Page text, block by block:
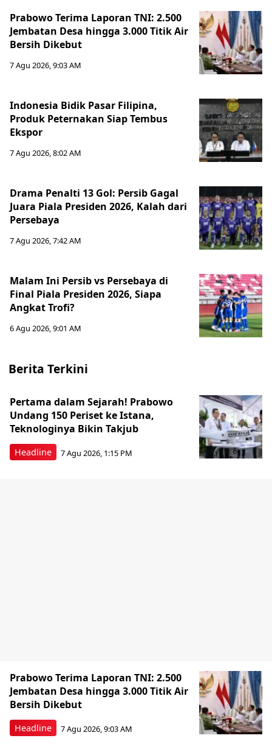
Prabowo Terima Laporan TNI: 2.500
Jembatan Desa hingga 3.000 Titik Air
Bersih Dikebut
7 Agu 2026, 9:03 AM
Indonesia Bidik Pasar Filipina,
Produk Peternakan Siap Tembus
Ekspor
7 Agu 2026, 8:02 AM
Drama Penalti 13 Gol: Persib Gagal
Juara Piala Presiden 2026, Kalah dari
Persebaya
7 Agu 2026, 7:42 AM
Malam Ini Persib vs Persebaya di
Final Piala Presiden 2026, Siapa
Angkat Trofi?
6 Agu 2026, 9:01 AM
Berita Terkini
Headline
Pertama dalam Sejarah! Prabowo
Undang 150 Periset ke Istana,
Teknologinya Bikin Takjub
7 Agu 2026, 1:15 PM
Headline
Prabowo Terima Laporan TNI: 2.500
Jembatan Desa hingga 3.000 Titik Air
Bersih Dikebut
7 Agu 2026, 9:03 AM